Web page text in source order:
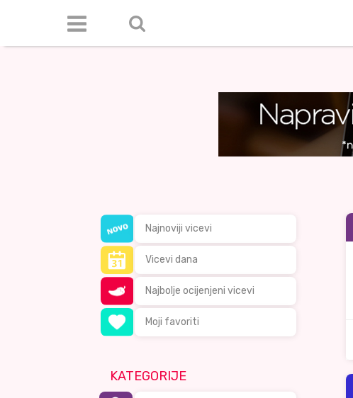
Najnoviji vicevi
Vicevi dana
Najbolje ocijenjeni vicevi
Moji favoriti
KATEGORIJE